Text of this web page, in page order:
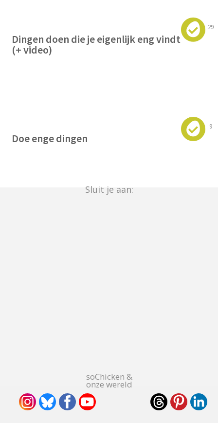
29
Dingen doen die je eigenlijk eng vindt
(+ video)
9
Doe enge dingen
Sluit je aan:
soChicken &
onze wereld